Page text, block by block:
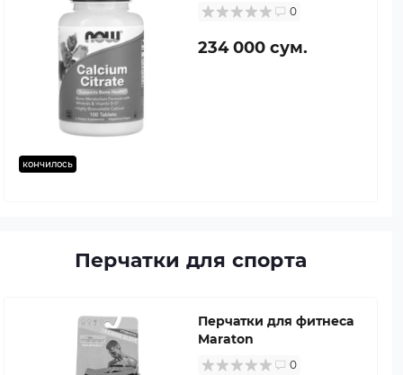
кончилось
0
234 000 сум.
Перчатки для спорта
Перчатки для фитнеса
Maraton
0